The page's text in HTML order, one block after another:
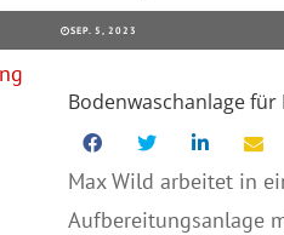
SEP. 5, 2023
Bodenwaschanlage
Max Wild arbeitet in
Aufbereitungsanlage